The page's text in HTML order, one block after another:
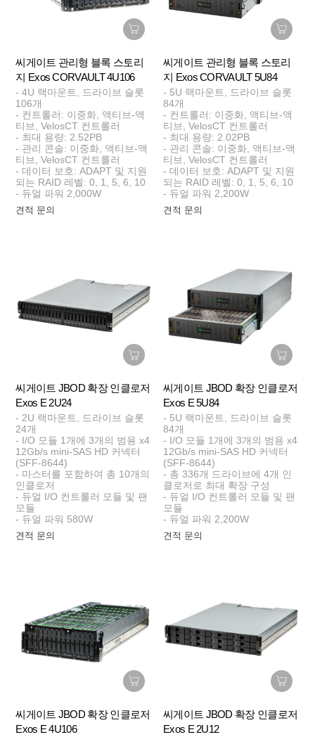
씨게이트 관리형 블록 스토리
지 Exos CORVAULT 4U106
- 4U 랙마운트, 드라이브 슬롯
106개
- 컨트롤러: 이중화, 액티브-액
티브, VelosCT 컨트롤러
- 최대 용량: 2.52PB
- 관리 콘솔: 이중화, 액티브-액
티브, VelosCT 컨트롤러
- 데이터 보호: ADAPT 및 지원
되는 RAID 레벨: 0, 1, 5, 6, 10
- 듀얼 파워 2,000W
견적 문의
씨게이트 관리형 블록 스토리
지 Exos CORVAULT 5U84
- 5U 랙마운트, 드라이브 슬롯
84개
- 컨트롤러: 이중화, 액티브-액
티브, VelosCT 컨트롤러
- 최대 용량: 2.02PB
- 관리 콘솔: 이중화, 액티브-액
티브, VelosCT 컨트롤러
- 데이터 보호: ADAPT 및 지원
되는 RAID 레벨: 0, 1, 5, 6, 10
- 듀얼 파워 2,200W
견적 문의
씨게이트 JBOD 확장 인클로저
Exos E 2U24
- 2U 랙마운트, 드라이브 슬롯
24개
- I/O 모듈 1개에 3개의 범용 x4
12Gb/s mini-SAS HD 커넥터
(SFF-8644)
- 마스터를 포함하여 총 10개의
인클로저
- 듀얼 I/O 컨트롤러 모듈 및 팬
모듈
- 듀얼 파워 580W
견적 문의
씨게이트 JBOD 확장 인클로저
Exos E 5U84
- 5U 랙마운트, 드라이브 슬롯
84개
- I/O 모듈 1개에 3개의 범용 x4
12Gb/s mini-SAS HD 커넥터
(SFF-8644)
- 총 336개 드라이브에 4개 인
클로저로 최대 확장 구성
- 듀얼 I/O 컨트롤러 모듈 및 팬
모듈
- 듀얼 파워 2,200W
견적 문의
씨게이트 JBOD 확장 인클로저
Exos E 4U106
씨게이트 JBOD 확장 인클로저
Exos E 2U12